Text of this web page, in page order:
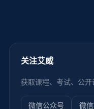
关注艾威
获取课程、考试、公开
微信公众号 微